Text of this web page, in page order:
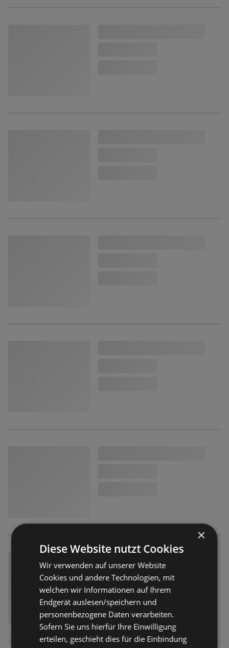
×
Diese Website nutzt Cookies
Wir verwenden auf unserer Website
Cookies und andere Technologien, mit
welchen wir Informationen auf Ihrem
Endgerät auslesen/speichern und
personenbezogene Daten verarbeiten.
Sofern Sie uns hierfür Ihre Einwilligung
erteilen, geschieht dies für die Einbindung